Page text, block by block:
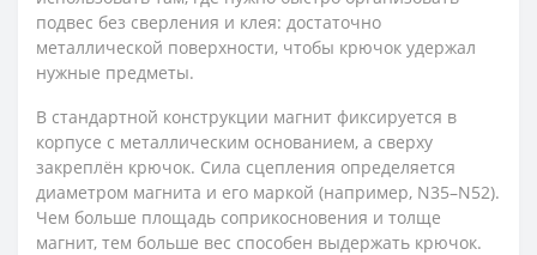
подвес без сверления и клея: достаточно
металлической поверхности, чтобы крючок удержал
нужные предметы.
В стандартной конструкции магнит фиксируется в
корпусе с металлическим основанием, а сверху
закреплён крючок. Сила сцепления определяется
диаметром магнита и его маркой (например, N35–N52).
Чем больше площадь соприкосновения и толще
магнит, тем больше вес способен выдержать крючок.